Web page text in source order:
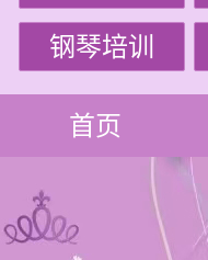
钢琴培训
首页